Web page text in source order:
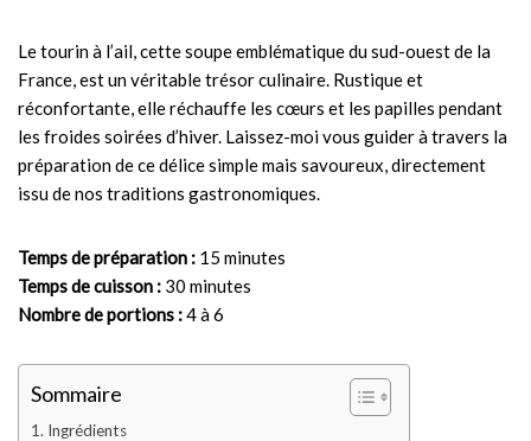
Le tourin à l’ail, cette soupe emblématique du sud-ouest de la
France, est un véritable trésor culinaire. Rustique et
réconfortante, elle réchauffe les cœurs et les papilles pendant
les froides soirées d’hiver. Laissez-moi vous guider à travers la
préparation de ce délice simple mais savoureux, directement
issu de nos traditions gastronomiques.
Temps de préparation : 15 minutes
Temps de cuisson : 30 minutes
Nombre de portions :4 à 6
Sommaire
Ingrédients